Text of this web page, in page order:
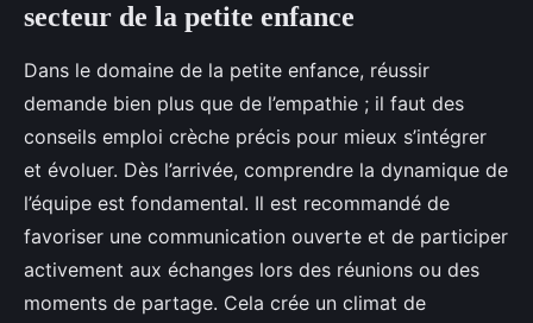
secteur de la petite enfance
Dans le domaine de la petite enfance, réussir
demande bien plus que de l’empathie ; il faut des
conseils emploi crèche précis pour mieux s’intégrer
et évoluer. Dès l’arrivée, comprendre la dynamique de
l’équipe est fondamental. Il est recommandé de
favoriser une communication ouverte et de participer
activement aux échanges lors des réunions ou des
moments de partage. Cela crée un climat de